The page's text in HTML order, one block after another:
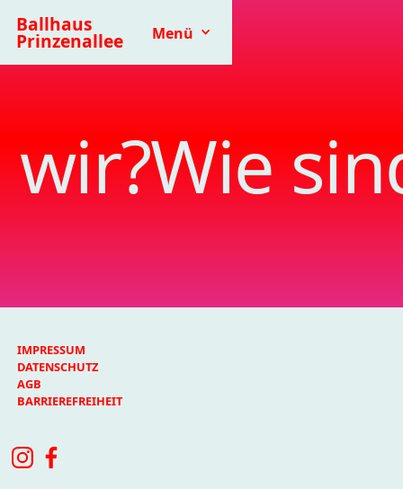
Ballhaus
Prinzenallee Menü
Wie
IMPRESSUM
DATENSCHUTZ
AGB
BARRIEREFREIHEIT